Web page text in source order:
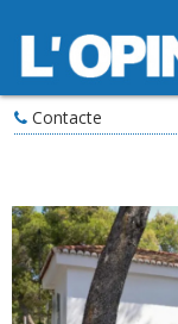
Contacte